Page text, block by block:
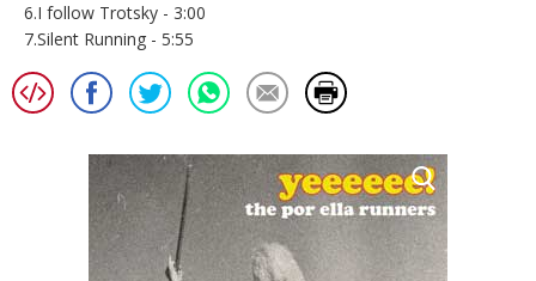
6.I follow Trotsky - 3:00
7.Silent Running - 5:55